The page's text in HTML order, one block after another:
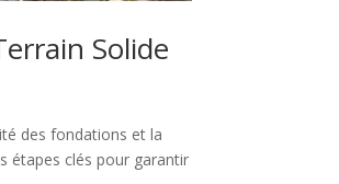
Solide
des fondations et la
étapes clés pour garantir